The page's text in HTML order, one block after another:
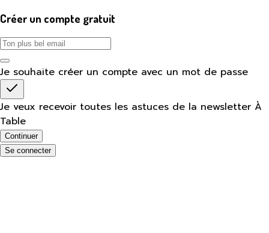
Créer un compte gratuit
Je souhaite créer un compte avec un mot de passe
Je veux recevoir toutes les astuces de la newsletter À
Table
Continuer
Se connecter